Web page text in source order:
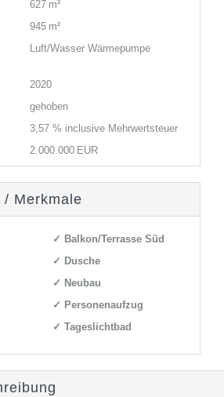
627 m²
945 m²
Luft/Wasser Wärmepumpe
2020
gehoben
3,57 % inclusive Mehrwertsteuer
2.000.000 EUR
Merkmale
✓ Balkon/Terrasse Süd
✓ Dusche
✓ Neubau
✓ Personenaufzug
✓ Tageslichtbad